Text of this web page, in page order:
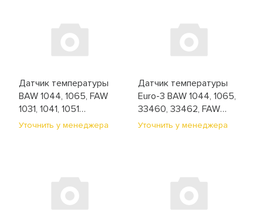
Датчик температуры
BAW 1044, 1065, FAW
1031, 1041, 1051
(3808040-X2)
Уточнить у менеджера
Датчик температуры
Euro-3 BAW 1044, 1065,
33460, 33462, FAW
1031, 1041, 1051
Уточнить у менеджера